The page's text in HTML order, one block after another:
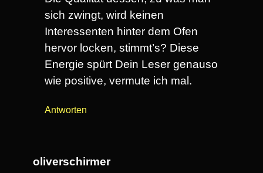
sich zwingt, wird keinen
Interessenten hinter dem Ofen
hervor locken, stimmt’s? Diese
Energie spürt Dein Leser genauso
wie positive, vermute ich mal.
Antworten
oliverschirmer